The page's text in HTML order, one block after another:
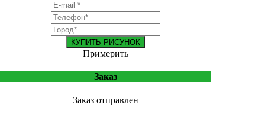
КУПИТЬ РИСУНОК
Примерить
Заказ
Заказ отправлен